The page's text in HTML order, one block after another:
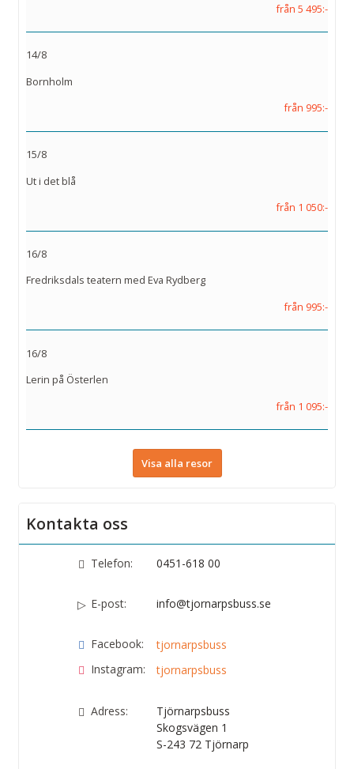
från 5 495:-
14/8
Bornholm
från 995:-
15/8
Ut i det blå
från 1 050:-
16/8
Fredriksdals teatern med Eva Rydberg
från 995:-
16/8
Lerin på Österlen
från 1 095:-
Visa alla resor
Kontakta oss
Telefon: 0451-618 00
E-post: info@tjornarpsbuss.se
Facebook:
tjornarpsbuss
Instagram:
tjornarpsbuss
Adress:
Tjörnarpsbuss
Skogsvägen 1
S-243 72 Tjörnarp